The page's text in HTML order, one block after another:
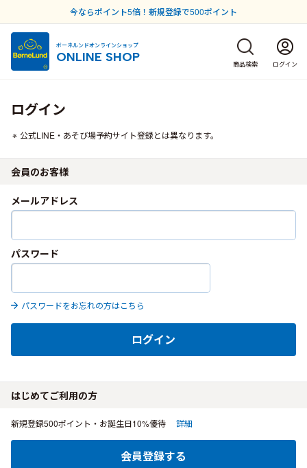
今ならポイント5倍！新規登録で500ポイント
ボーネルンドオンラインショップ
ONLINE SHOP 商品検索 ログイン
ログイン
公式LINE・あそび場予約サイト登録とは異なります。
会員のお客様
メールアドレス
パスワード
パスワードをお忘れの方はこちら
ログイン
はじめてご利用の方
新規登録500ポイント・お誕生日10%優待 詳細
会員登録する